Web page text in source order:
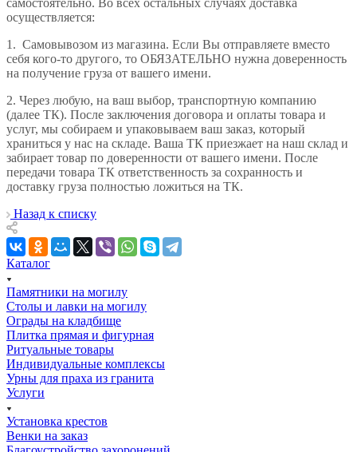
осуществляется:
1. Самовывозом из магазина. Если Вы отправляете вместо
себя кого-то другого, то ОБЯЗАТЕЛЬНО нужна доверенность
на получение груза от вашего имени.
2. Через любую, на ваш выбор, транспортную компанию
(далее ТК). После заключения договора и оплаты товара и
услуг, мы собираем и упаковываем ваш заказ, который
храниться у нас на складе. Ваша ТК приезжает на наш склад и
забирает товар по доверенности от вашего имени. После
передачи товара ТК ответственность за сохранность и
доставку груза полностью ложиться на ТК.
Назад к списку
Каталог
Памятники на могилу
Столы и лавки на могилу
Ограды на кладбище
Плитка прямая и фигурная
Ритуальные товары
Индивидуальные комплексы
Урны для праха из гранита
Услуги
Установка крестов
Венки на заказ